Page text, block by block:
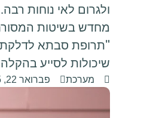
ולגרום לאי נוחות
מחדש בשיטות
"תרופת סבתא לדלקת
שיכולות לסייע
מערכת פברואר 22, 2025